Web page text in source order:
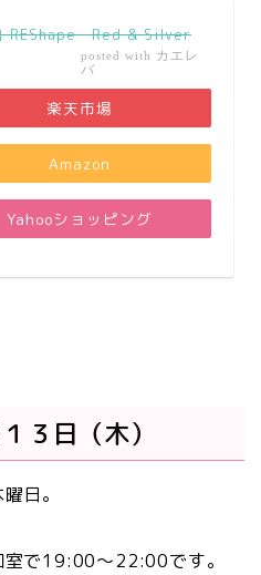
REShape Red & Silver
posted with カエレ
バ
楽天市場
Amazon
Yahooショッピング
３日（木）
日。
で19:00～22:00です。